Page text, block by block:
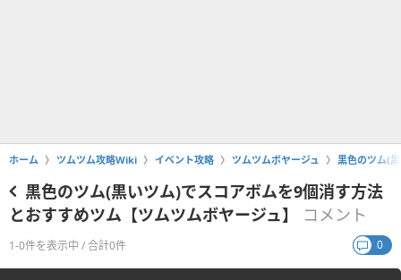
ホーム ツムツム攻略Wiki イベント攻略 ツムツムボヤージュ 黒色のツム(
黒色のツム(黒いツム)でスコアボムを9個消す方法
とおすすめツム【ツムツムボヤージュ】
コメント
1-0件を表示中 / 合計0件 0